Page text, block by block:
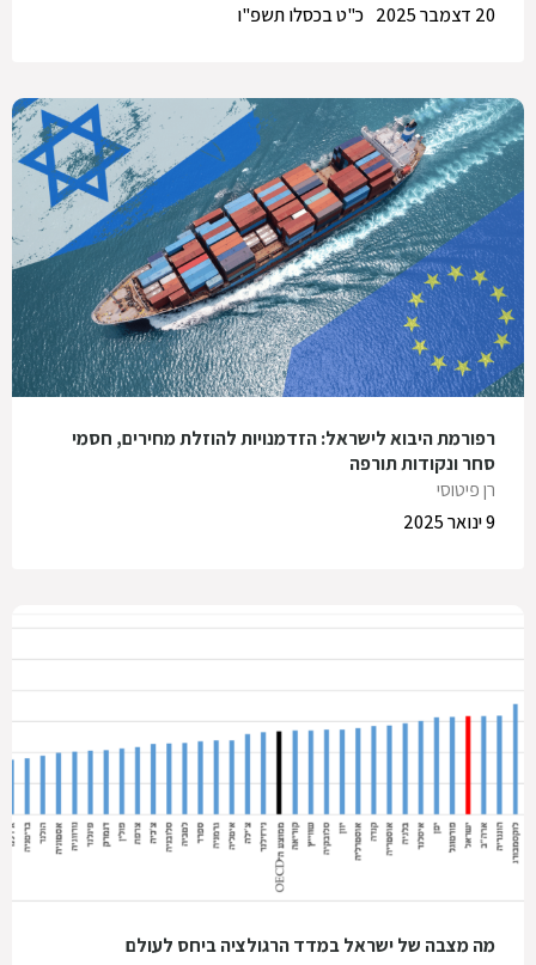
כ"ט בכסלו תשפ"ו
20 דצמבר 2025
רפורמת היבוא לישראל: הזדמנויות להוזלת מחירים, חסמי
סחר ונקודות תורפה
רן פיטוסי
9 ינואר 2025
מה מצבה של ישראל במדד הרגולציה ביחס לעולם